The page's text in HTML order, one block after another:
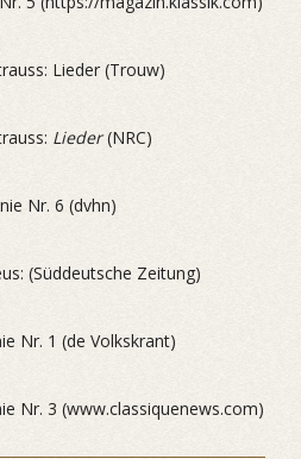
Lieder (Trouw)
Lieder(NRC)
Nr. 6 (dvhn)
(Süddeutsche Zeitung)
Nr. 1 (de Volkskrant)
Nr. 3 (www.classiquenews.com)